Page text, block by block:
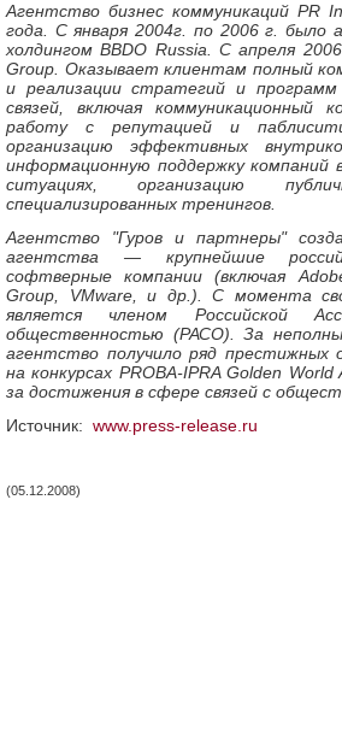
Агентство бизнес коммуникаций PR
года. С января 2004г. по 2006 г. было
холдингом BBDO Russia. C апреля
Group. Оказывает клиентам полный
и реализации стратегий и
связей, включая коммуникационный
работу с репутацией и
организацию эффективных
информационную поддержку компаний
ситуациях, организацию
специализированных тренингов.
Агентство "Гуров и партнеры"
агентства — крупнейшие
софтверные компании (включая
Group, VMware, и др.). С момента
является членом Российской
общественностью (РАСО). За
агентство получило ряд престижных
на конкурсах PROBA-IPRA Golden
за достижения в сфере связей с
Источник: www.press-release.ru
(05.12.2008)